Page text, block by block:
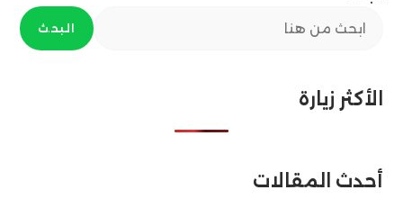
البحث
الأكثر زيارة
أحدث المقالات